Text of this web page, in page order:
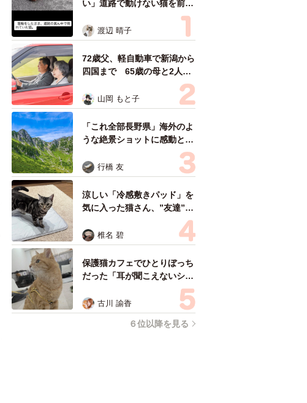
い」道路で動けない猫を前に
返された一言… 懸命に生き
ようとした4日間 「命の重
さはみんな同じ」保護団体代
表の訴え
渡辺 晴子
72歳父、軽自動車で新潟から
四国まで 65歳の母と2人で
3泊4日の旅 パーキングの休
憩まで分刻み… 「大学生で
も組まねえよ！」
山岡 もと子
「これ全部長野県」海外のよ
うな絶景ショットに感動と反
響「離れてからいいところだ
ったんだって気づいた」
行橋 友
涼しい「冷感敷きパッド」を
気に入った猫さん、”友達”を
ヨイショヨイショとご招待、
毛づくろいでおもてなし
椎名 碧
保護猫カフェでひとりぼっち
だった「耳が聞こえないシニ
ア猫」と運命の出会い→重度
のペットロスで適応障害だっ
た女性の人生が一変
古川 諭香
６位以降を見る